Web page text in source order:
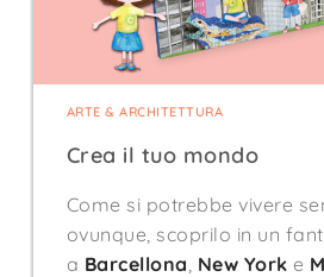
ARTE & ARCHITETTURA
Crea il tuo mondo
Come si potrebbe vivere
ovunque, scoprilo in un
a Barcellona New York e